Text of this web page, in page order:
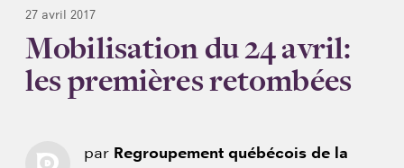
27 avril 2017
Mobilisation du 24 avril:
les premières retombées
par Regroupement québécois de la